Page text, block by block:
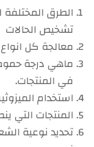
الطرق
تشخيص الحالات
معالجة كل
ماهي درجة
في المنتجات.
استخدام
المنتجات التي
تحديد نوعية